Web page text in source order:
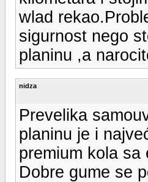
wlad
sigurnost nego
planinu ,a
nidza
Prevelika
planinu je i
premium kola sa
Dobre gume se